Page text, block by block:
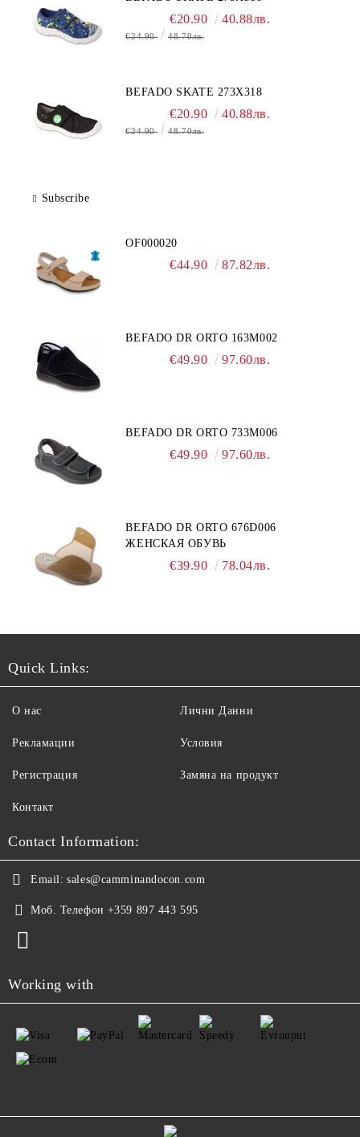
€20.90 40.88лв.
€24.90 48.70лв.
BEFADO SKATE 273X318
€20.90 40.88лв.
€24.90 48.70лв.
Subscribe
OF000020
€44.90 87.82лв.
BEFADO DR ORTO 163M002
€49.90 97.60лв.
BEFADO DR ORTO 733M006
€49.90 97.60лв.
BEFADO DR ORTO 676D006
ЖЕНСКАЯ ОБУВЬ
€39.90 78.04лв.
Quick Links:
О нас
Рекламации
Регистрация
Контакт
Лични Данни
Условия
Замяна на продукт
Contact Information:
Email: sales@camminandocon.com
Моб. Телефон +359 897 443 595
Working with